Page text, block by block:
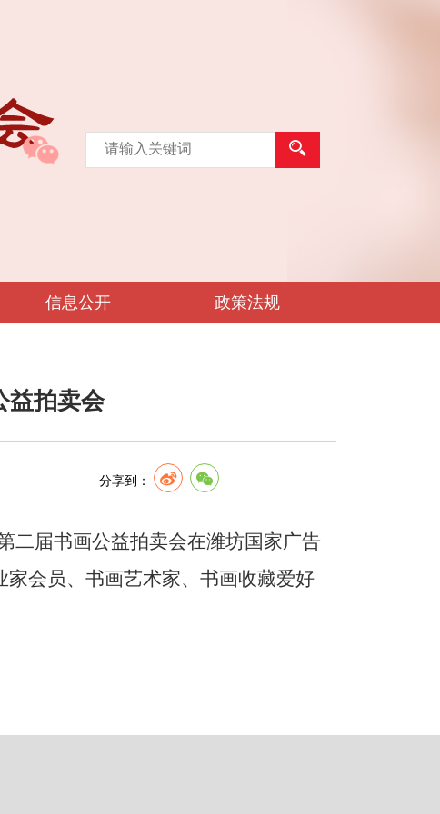
信息公开 政策法规
益拍卖会
分享到：
二届书画公益拍卖会在潍坊国家广告
会员、书画艺术家、书画收藏爱好